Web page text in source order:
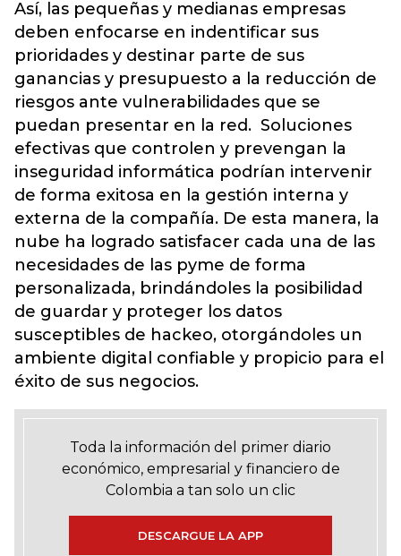
Así, las pequeñas y medianas empresas
deben enfocarse en indentificar sus
prioridades y destinar parte de sus
ganancias y presupuesto a la reducción de
riesgos ante vulnerabilidades que se
puedan presentar en la red. Soluciones
efectivas que controlen y prevengan la
inseguridad informática podrían intervenir
de forma exitosa en la gestión interna y
externa de la compañía. De esta manera, la
nube ha logrado satisfacer cada una de las
necesidades de las pyme de forma
personalizada, brindándoles la posibilidad
de guardar y proteger los datos
susceptibles de hackeo, otorgándoles un
ambiente digital confiable y propicio para el
éxito de sus negocios.
Toda la información del primer diario
económico, empresarial y financiero de
Colombia a tan solo un clic
DESCARGUE LA APP